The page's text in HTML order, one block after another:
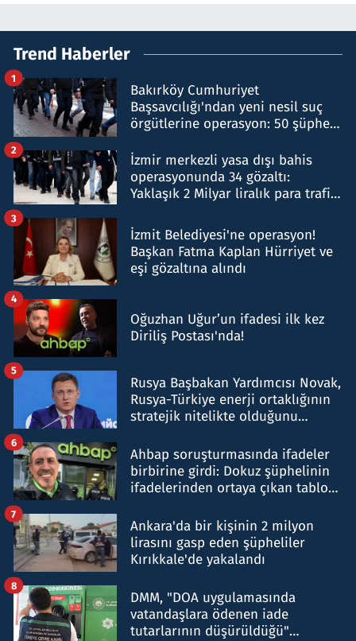
Trend Haberler
Bakırköy Cumhuriyet
Başsavcılığı'ndan yeni nesil suç
örgütlerine operasyon: 50 şüpheli
1
İzmir merkezli yasa dışı bahis
operasyonunda 34 gözaltı:
Yaklaşık 2 Milyar liralık para trafiği
2
İzmit Belediyesi'ne operasyon!
Başkan Fatma Kaplan Hürriyet ve
eşi gözaltına alındı
3
Oğuzhan Uğur’un ifadesi ilk kez
Diriliş Postası'nda!
4
Rusya Başbakan Yardımcısı Novak,
Rusya-Türkiye enerji ortaklığının
stratejik nitelikte olduğunu
5
Ahbap soruşturmasında ifadeler
birbirine girdi: Dokuz şüphelinin
ifadelerinden ortaya çıkan tablo
6
Ankara'da bir kişinin 2 milyon
lirasını gasp eden şüpheliler
Kırıkkale'de yakalandı
7
DMM, "DOA uygulamasında
vatandaşlara ödenen iade
tutarlarının düşürüldüğü"
8